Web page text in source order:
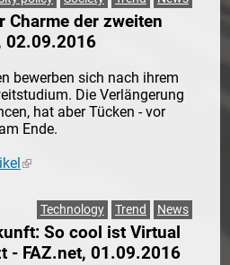
Charme der zweiten
02.09.2016
bewerben sich nach ihrem
Die Verlängerung
hat aber Tücken - vor
Ende.
(link is external)
Technology Trend News
So cool ist Virtual
- FAZ.net, 01.09.2016